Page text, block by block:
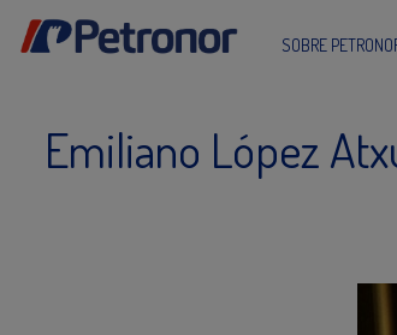
SOBRE
Emiliano López